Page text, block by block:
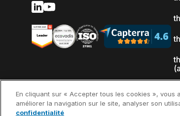
En cliquant sur « Accepter tous les cookies »,
améliorer la navigation sur le site, analyser son
confidentialité